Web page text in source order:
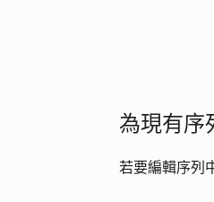
為現有序
若要編輯序列